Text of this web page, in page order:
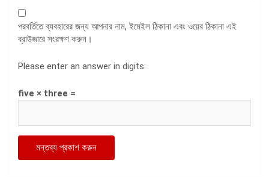
পরবর্তিতে ব্যবহারের জন্য আপনার নাম, ইমেইল ঠিকানা এবং ওয়েব ঠিকানা এই
ব্রাউজারে সংরক্ষণ করুন।
Please enter an answer in digits:
five × three =